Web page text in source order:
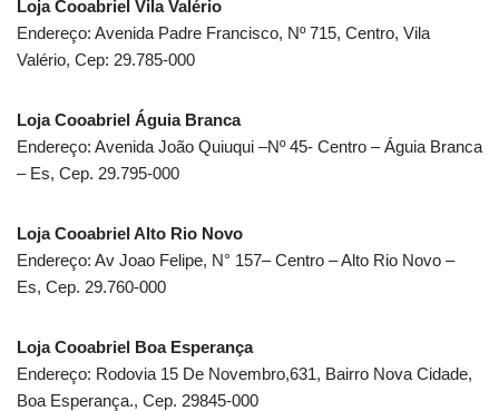
Loja Cooabriel Vila Valério
Endereço: Avenida Padre Francisco, Nº 715, Centro, Vila
Valério, Cep: 29.785-000
Loja Cooabriel Águia Branca
Endereço: Avenida João Quiuqui –Nº 45- Centro – Águia Branca
– Es, Cep. 29.795-000
Loja Cooabriel Alto Rio Novo
Endereço: Av Joao Felipe, N° 157– Centro – Alto Rio Novo –
Es, Cep. 29.760-000
Loja Cooabriel Boa Esperança
Endereço: Rodovia 15 De Novembro,631, Bairro Nova Cidade,
Boa Esperança., Cep. 29845-000